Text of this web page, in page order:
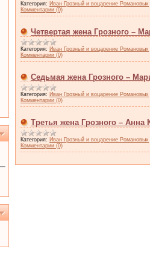
Категория: Иван Грозный и воцарение Романовых
Комментарии (0)
Четвертая жена Грозного –
Категория: Иван Грозный и воцарение Романовых
Комментарии (0)
Седьмая жена Грозного –
Категория: Иван Грозный и воцарение Романовых
Комментарии (0)
Третья жена Грозного – Анна
Категория: Иван Грозный и воцарение Романовых
Комментарии (0)